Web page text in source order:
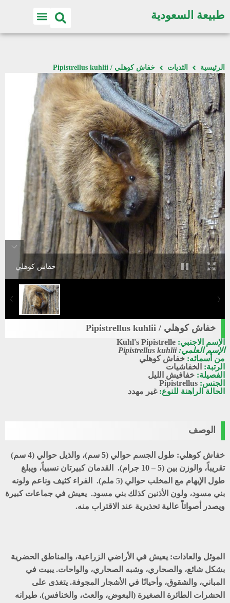
طبيعة السعودية
الرئيسية الثديات خفاش كوهلي / Pipistrellus kuhlii
خفاش كوهلي
خفاش كوهلي / Pipistrellus kuhlii
الإسم الاجنبي: Kuhl's Pipistrelle
الإسم العلمي:Pipistrellus kuhlii
من أسمائه: خفاش كوهلي
الرتبة: الخفاشيات
الفصيلة: خفافيش الليل
الجنس: Pipistrellus
الحالة الراهنة للنوع:غير مهدد
الوصف
خفاش كوهلي: طول الجسم حوالي (5 سم)، والذيل حوالي (4 سم)
تقريباً، والوزن بين (5 – 10 جرام). القدمان كبيرتان نسبياً، ويبلغ
طول الإبهام مع المخلب حوالي (5 ملم). الفراء كثيف وناعم ولونه
بني مسود، ولون الأذنين كذلك بني مسود. يعيش في جماعات كبيرة
ويصدر أصواتاً عالية تحذيرية عند الاقتراب منه.
الموئل والعادات: يعيش في الأراضي الزراعية، والمناطق الحضرية
بشكل شائع، والصحاري، وشبه الصحاري، والواحات. يبيت في
المباني، والشقوق، وأحيانًا في الأشجار المجوفة. يتغذى على
الحشرات الطائرة الصغيرة (البعوض، والعث، والخنافس). طيرانه